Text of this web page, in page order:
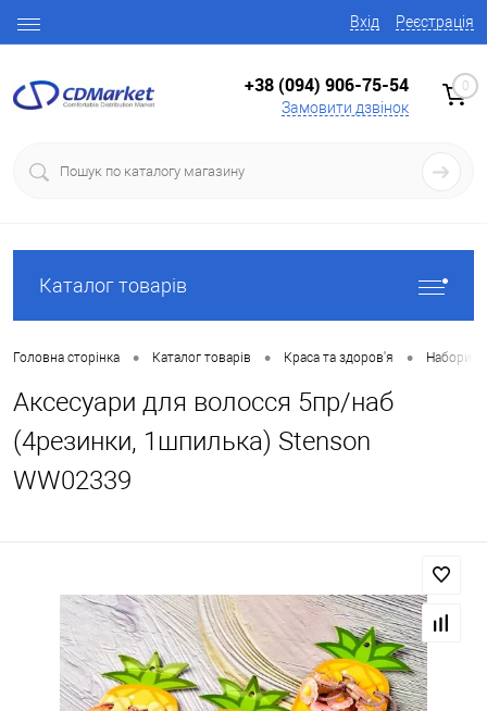
Вхід Реєстрація
+38 (094) 906-75-54
Замовити дзвінок
0
Каталог товарів
Головна сторінка • Каталог товарів • Краса та здоров'я • Набори
Аксесуари для волосся 5пр/наб
(4резинки, 1шпилька) Stenson
WW02339